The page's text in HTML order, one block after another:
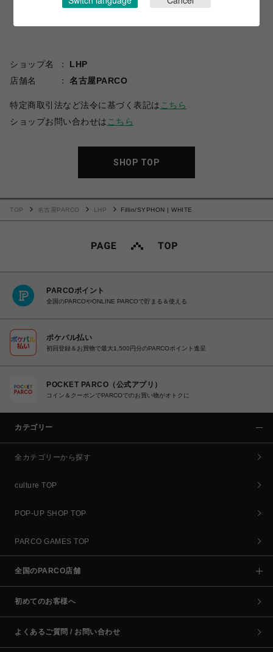
ショップ名
LHP
店舗名
名古屋PARCO
特定商取引法など法令に基づく表記は こちら
ショップお問い合わせは こちら
SHOP TOP
TOP 名古屋PARCO LHP Fillin/SYPHON | WHITE
PARCOポイント
全国のPARCOやONLINE PARCOで貯まる＆使える
ポケパル払い
初回登録＆お買物で最大1,500円分のPARCOポイント進呈
POCKET PARCO（公式アプリ）
コイン＆クーポンでPARCOでのお買い物がオトクに
カテゴリー
全カテゴリーから探す
culture TOP
POP-UP SHOP TOP
PARCO GAMES TOP
全国のPARCO店舗
初めてのお客様へ
よくあるご質問 / お問い合わせ